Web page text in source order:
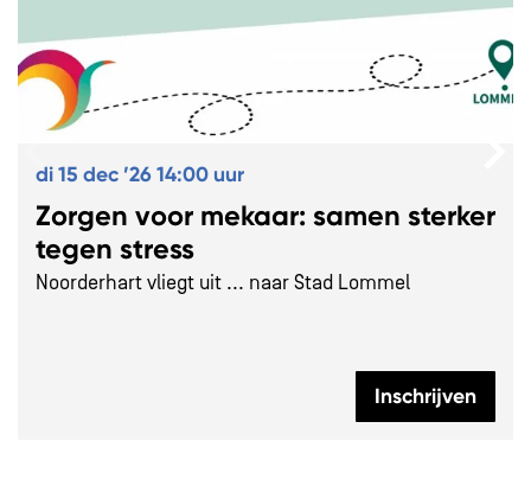
Zorgen voor mekaar: samen sterker
tegen stress
Noorderhart vliegt uit ... naar Stad Lommel
di 15 dec ’2614:00 uur
Inschrijven